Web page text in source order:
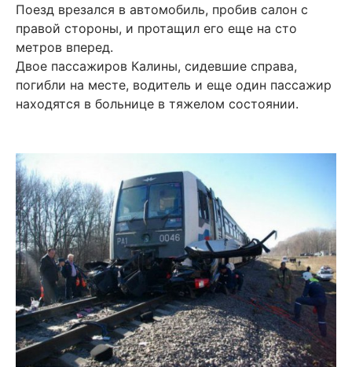
Поезд врезался в автомобиль, пробив салон с
правой стороны, и протащил его еще на сто
метров вперед.
Двое пассажиров Калины, сидевшие справа,
погибли на месте, водитель и еще один пассажир
находятся в больнице в тяжелом состоянии.